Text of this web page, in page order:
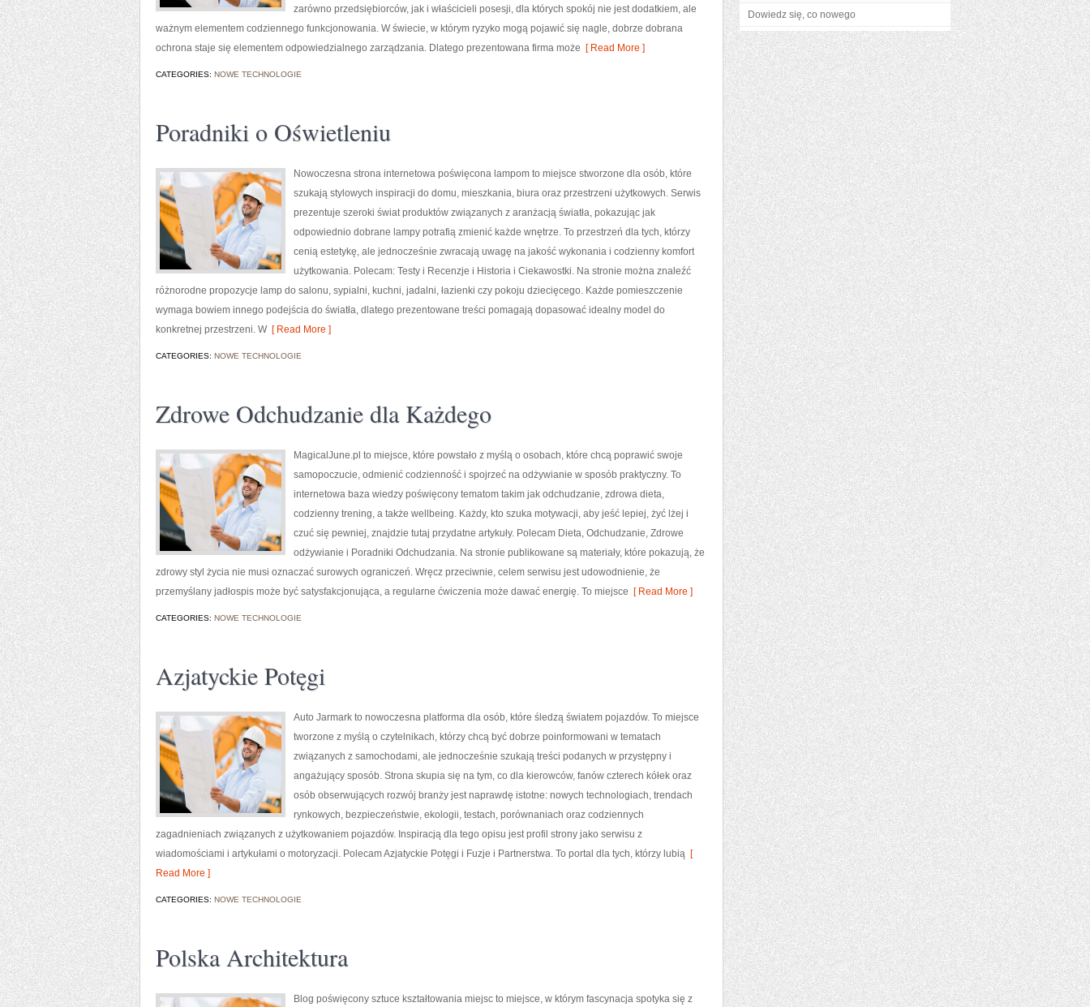
zarówno przedsiębiorców, jak i właścicieli posesji, dla których spokój nie jest dodatkiem, ale
ważnym elementem codziennego funkcjonowania. W świecie, w którym ryzyko mogą pojawić się nagle, dobrze dobrana
ochrona staje się elementem odpowiedzialnego zarządzania. Dlatego prezentowana firma może [ Read More ]
CATEGORIES: NOWE TECHNOLOGIE
Poradniki o Oświetleniu
Nowoczesna strona internetowa poświęcona lampom to miejsce stworzone dla osób, które
szukają stylowych inspiracji do domu, mieszkania, biura oraz przestrzeni użytkowych. Serwis
prezentuje szeroki świat produktów związanych z aranżacją światła, pokazując jak
odpowiednio dobrane lampy potrafią zmienić każde wnętrze. To przestrzeń dla tych, którzy
cenią estetykę, ale jednocześnie zwracają uwagę na jakość wykonania i codzienny komfort
użytkowania. Polecam: Testy i Recenzje i Historia i Ciekawostki. Na stronie można znaleźć
różnorodne propozycje lamp do salonu, sypialni, kuchni, jadalni, łazienki czy pokoju dziecięcego. Każde pomieszczenie
wymaga bowiem innego podejścia do światła, dlatego prezentowane treści pomagają dopasować idealny model do
konkretnej przestrzeni. W [ Read More ]
CATEGORIES: NOWE TECHNOLOGIE
Zdrowe Odchudzanie dla Każdego
MagicalJune.pl to miejsce, które powstało z myślą o osobach, które chcą poprawić swoje
samopoczucie, odmienić codzienność i spojrzeć na odżywianie w sposób praktyczny. To
internetowa baza wiedzy poświęcony tematom takim jak odchudzanie, zdrowa dieta,
codzienny trening, a także wellbeing. Każdy, kto szuka motywacji, aby jeść lepiej, żyć lżej i
czuć się pewniej, znajdzie tutaj przydatne artykuły. Polecam Dieta, Odchudzanie, Zdrowe
odżywianie i Poradniki Odchudzania. Na stronie publikowane są materiały, które pokazują, że
zdrowy styl życia nie musi oznaczać surowych ograniczeń. Wręcz przeciwnie, celem serwisu jest udowodnienie, że
przemyślany jadłospis może być satysfakcjonująca, a regularne ćwiczenia może dawać energię. To miejsce [ Read More ]
CATEGORIES: NOWE TECHNOLOGIE
Azjatyckie Potęgi
Auto Jarmark to nowoczesna platforma dla osób, które śledzą światem pojazdów. To miejsce
tworzone z myślą o czytelnikach, którzy chcą być dobrze poinformowani w tematach
związanych z samochodami, ale jednocześnie szukają treści podanych w przystępny i
angażujący sposób. Strona skupia się na tym, co dla kierowców, fanów czterech kółek oraz
osób obserwujących rozwój branży jest naprawdę istotne: nowych technologiach, trendach
rynkowych, bezpieczeństwie, ekologii, testach, porównaniach oraz codziennych
zagadnieniach związanych z użytkowaniem pojazdów. Inspiracją dla tego opisu jest profil strony jako serwisu z
wiadomościami i artykułami o motoryzacji. Polecam Azjatyckie Potęgi i Fuzje i Partnerstwa. To portal dla tych, którzy lubią [
Read More ]
CATEGORIES: NOWE TECHNOLOGIE
Polska Architektura
Blog poświęcony sztuce kształtowania miejsc to miejsce, w którym fascynacja spotyka się z
Dowiedz się, co nowego